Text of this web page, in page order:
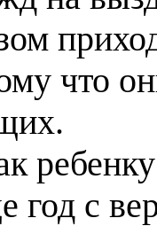
что
год с